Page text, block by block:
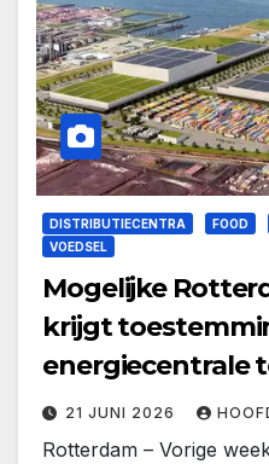
DISTRIBUTIECENTRA FOOD
VOEDSEL
Mogelijke
krijgt
energiecentrale
21 JUNI 2026
Rotterdam – Vorige